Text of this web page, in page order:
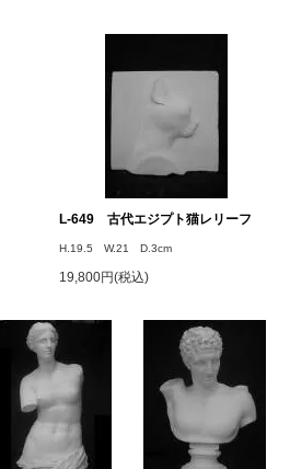
L-649 古代エジプト猫レリーフ
H.19.5 W.21 D.3cm
19,800円(税込)